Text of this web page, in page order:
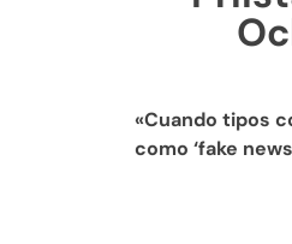
«Cuando tipos
como ‘fake